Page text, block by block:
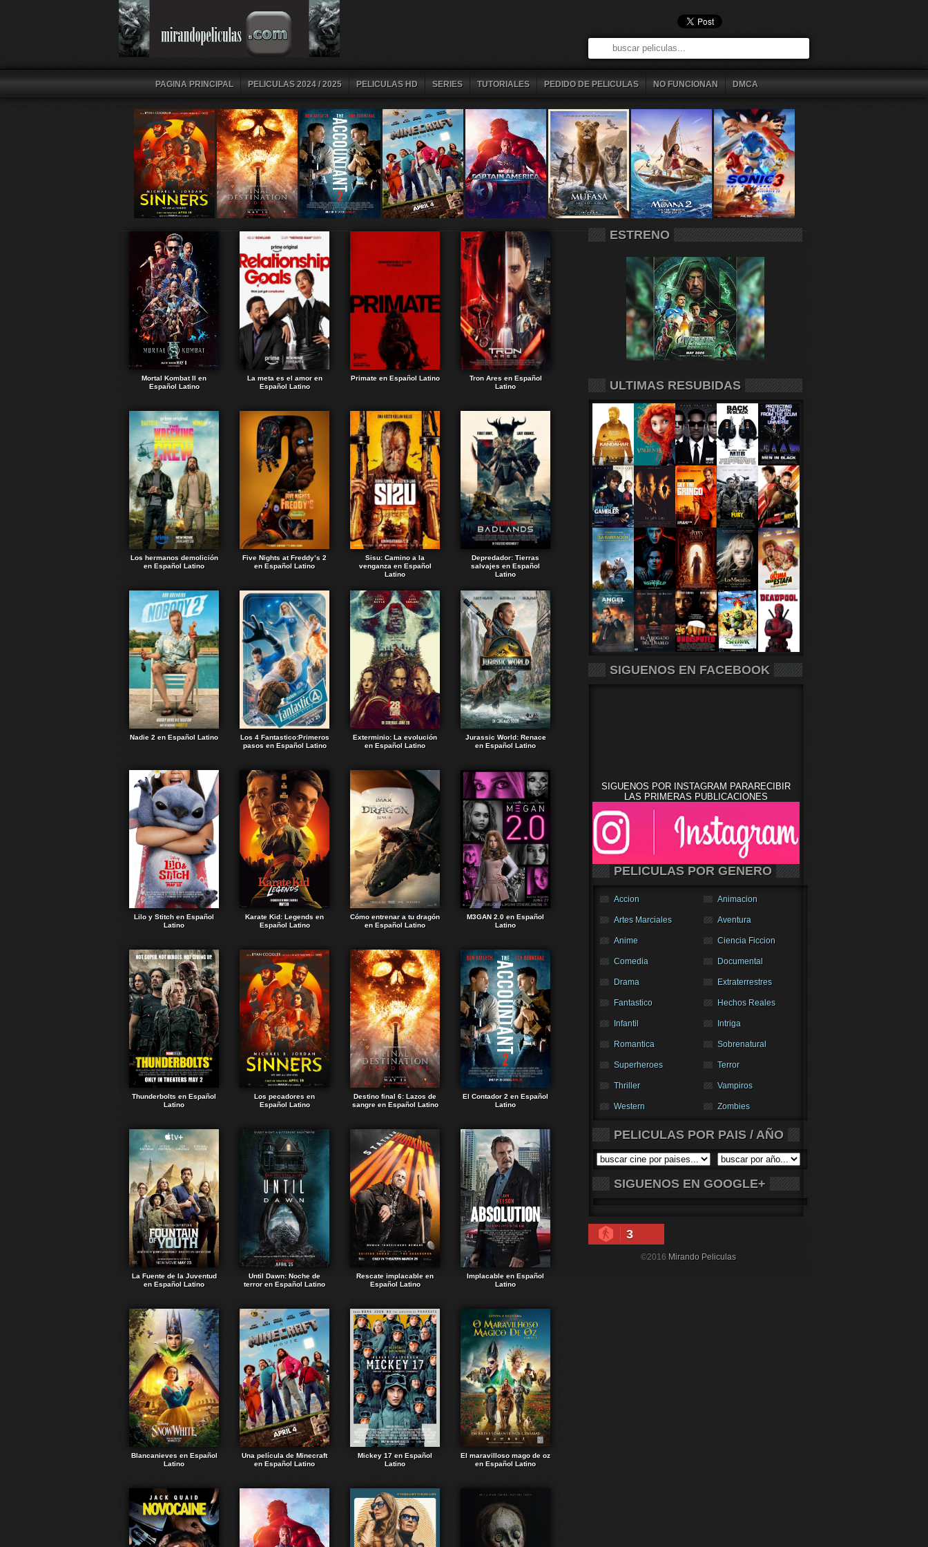
PAGINA PRINCIPAL PELICULAS 2024 / 2025 PELICULAS HD SERIES TUTORIALES PEDIDO DE PELICULAS NO FUNCIONAN DMCA
Mortal Kombat II en
Español Latino
La meta es el amor en
Español Latino
Primate en Español Latino
Tron Ares en Español
Latino
Los hermanos demolición
en Español Latino
Five Nights at Freddy’s 2
en Español Latino
Sisu: Camino a la
venganza en Español
Latino
Depredador: Tierras
salvajes en Español
Latino
Nadie 2 en Español Latino
Los 4 Fantastico:Primeros
pasos en Español Latino
Exterminio: La evolución
en Español Latino
Jurassic World: Renace
en Español Latino
Lilo y Stitch en Español
Latino
Karate Kid: Legends en
Español Latino
Cómo entrenar a tu dragón
en Español Latino
M3GAN 2.0 en Español
Latino
Thunderbolts en Español
Latino
Los pecadores en
Español Latino
Destino final 6: Lazos de
sangre en Español Latino
El Contador 2 en Español
Latino
La Fuente de la Juventud
en Español Latino
Until Dawn: Noche de
terror en Español Latino
Rescate implacable en
Español Latino
Implacable en Español
Latino
Blancanieves en Español
Latino
Una película de Minecraft
en Español Latino
Mickey 17 en Español
Latino
El maravilloso mago de oz
en Español Latino
ESTRENO
ULTIMAS RESUBIDAS
SIGUENOS EN FACEBOOK
SIGUENOS POR INSTAGRAM PARARECIBIR
LAS PRIMERAS PUBLICACIONES
PELICULAS POR GENERO
Accion Animacion
Artes Marciales Aventura
Anime Ciencia Ficcion
Comedia Documental
Drama Extraterrestres
Fantastico Hechos Reales
Infantil Intriga
Romantica Sobrenatural
Superheroes Terror
Thriller Vampiros
Western Zombies
PELICULAS POR PAIS / AÑO
SIGUENOS EN GOOGLE+
3
©2016 Mirando Peliculas